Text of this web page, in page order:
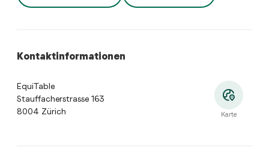
Kontaktinformationen
EquiTable
Stauffacherstrasse 163
8004 Zürich
Karte